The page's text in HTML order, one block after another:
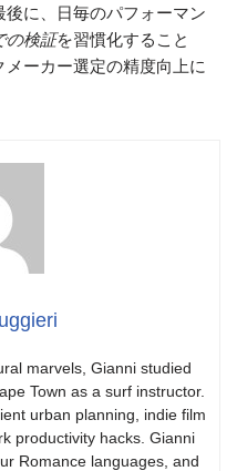
に、日毎のパフォーマン
の検証を習慣化すること
ーカー選定の精度向上に
marvels, Gianni studied
Town as a surf instructor.
urban planning, indie film
productivity hacks. Gianni
Romance languages, and